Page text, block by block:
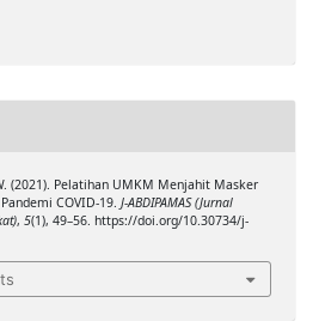
(2021). Pelatihan UMKM Menjahit Masker
COVID-19. J-ABDIPAMAS (Jurnal
, 5(1), 49–56. https://doi.org/10.30734/j-